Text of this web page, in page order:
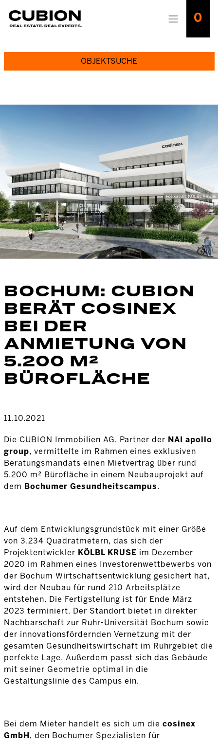
0
OBJEKTSUCHE
BOCHUM: CUBION
BERÄT COSINEX
BEI DER
ANMIETUNG VON
5.200 M²
BÜROFLÄCHE
11.10.2021
Die CUBION Immobilien AG, Partner der NAI apollo
group, vermittelte im Rahmen eines exklusiven
Beratungsmandats einen Mietvertrag über rund
5.200 m² Bürofläche in einem Neubauprojekt auf
dem Bochumer Gesundheitscampus.
Auf dem Entwicklungsgrundstück mit einer Größe
von 3.234 Quadratmetern, das sich der
Projektentwickler KÖLBL KRUSE im Dezember
2020 im Rahmen eines Investorenwettbewerbs von
der Bochum Wirtschaftsentwicklung gesichert hat,
wird der Neubau für rund 210 Arbeitsplätze
entstehen. Die Fertigstellung ist für Ende März
2023 terminiert. Der Standort bietet in direkter
Nachbarschaft zur Ruhr-Universität Bochum sowie
der innovationsfördernden Vernetzung mit der
gesamten Gesundheitswirtschaft im Ruhrgebiet die
perfekte Lage. Außerdem passt sich das Gebäude
mit seiner Geometrie optimal in die
Gestaltungslinie des Campus ein.
Bei dem Mieter handelt es sich um die cosinex
GmbH , den Bochumer Spezialisten für